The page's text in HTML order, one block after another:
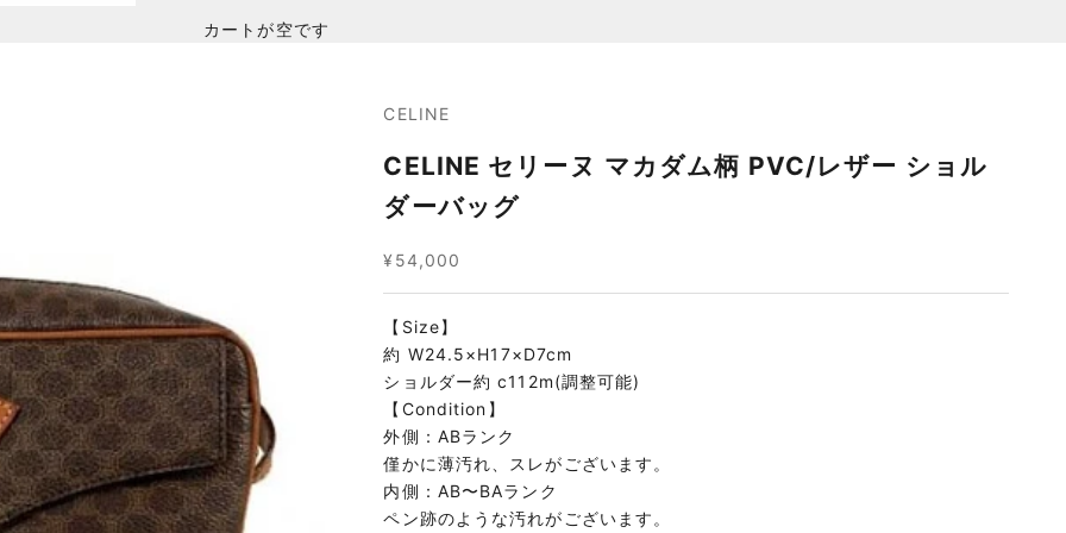
カートが空です
CELINE
CELINE セリーヌ マカダム柄 PVC/レザー ショル
ダーバッグ
セール価格
¥54,000
【Size】
約 W24.5×H17×D7cm
ショルダー約 c112m(調整可能)
【Condition】
外側：ABランク
僅かに薄汚れ、スレがございます。
内側：AB〜BAランク
ペン跡のような汚れがございます。